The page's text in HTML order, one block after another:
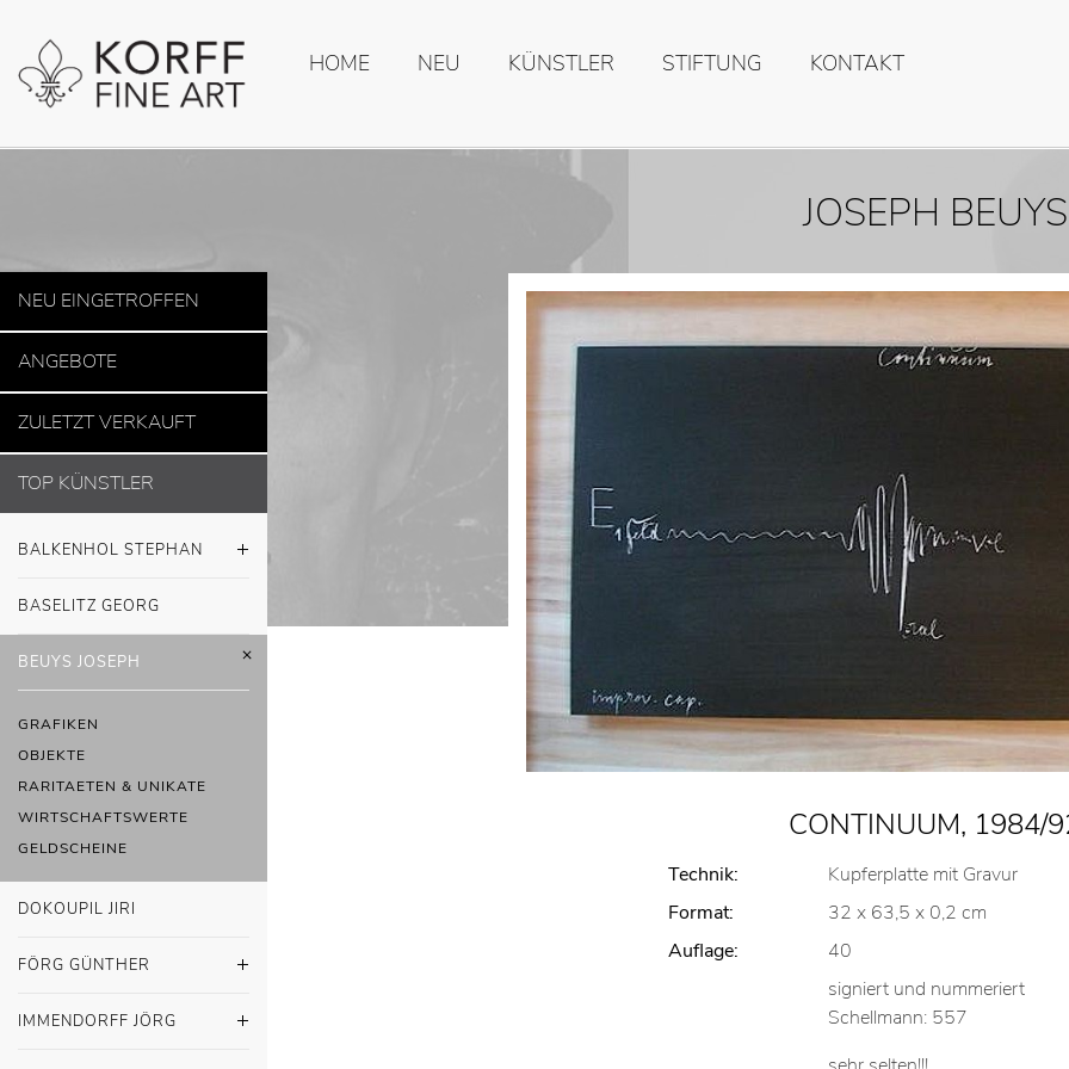
HOME NEU KÜNSTLER STIFTUNG KONTAKT
NEU EINGETROFFEN
ANGEBOTE
ZULETZT VERKAUFT
TOP KÜNSTLER
BALKENHOL STEPHAN
BASELITZ GEORG
BEUYS JOSEPH
GRAFIKEN
OBJEKTE
RARITAETEN & UNIKATE
WIRTSCHAFTSWERTE
GELDSCHEINE
DOKOUPIL JIRI
FÖRG GÜNTHER
IMMENDORFF JÖRG
JOSEPH BEUYS
CONTINUUM, 1984/
Technik:
Kupferplatte mit Gravur
Format:
32 x 63,5 x 0,2 cm
Auflage:
40
signiert und nummeriert
Schellmann: 557